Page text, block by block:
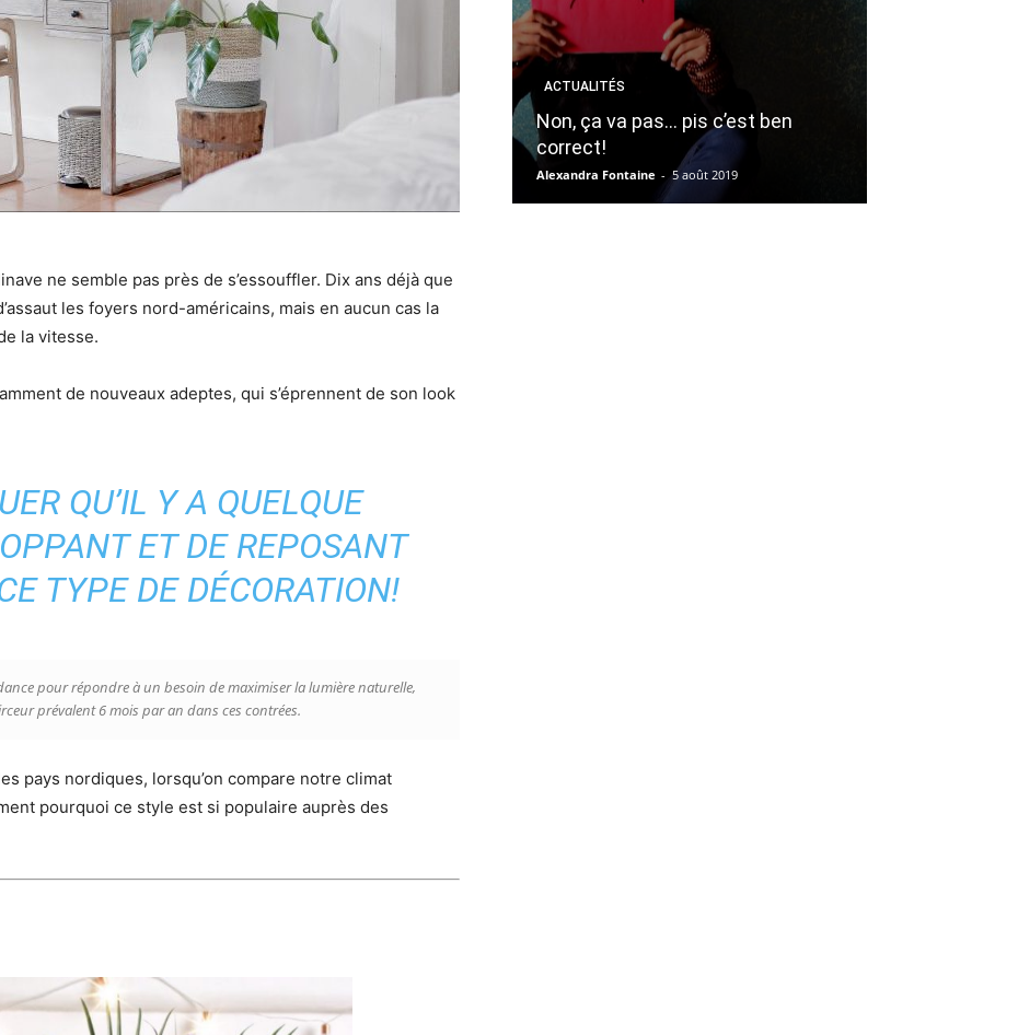
ne semble pas près de s’essouffler. Dix ans déjà que
les foyers nord-américains, mais en aucun cas la
la vitesse.
de nouveaux adeptes, qui s’éprennent de son look
QU’IL Y A QUELQUE
ET DE REPOSANT
TYPE DE DÉCORATION!
pour répondre à un besoin de maximiser la lumière naturelle,
prévalent 6 mois par an dans ces contrées.
pays nordiques, lorsqu’on compare notre climat
pourquoi ce style est si populaire auprès des
ACTUALITÉS
Non, ça va pas… pis c’est ben
correct!
Alexandra Fontaine - 5 août 2019